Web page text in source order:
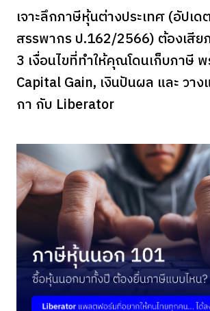
เจาะลึกภาษีหุ้นต่างประเทศ (อัปเด
สรรพากร ป.162/2566) ต้องเสีย
3 เงื่อนไขที่ทำให้คุณโดนเก็บภาษี
Capital Gain, เงินปันผล และ วา
กา กับ Liberator